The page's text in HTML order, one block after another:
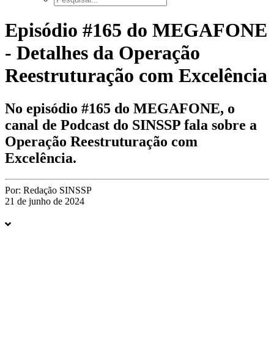
Episódio #165 do MEGAFONE
- Detalhes da Operação
Reestruturação com Excelência
No episódio #165 do MEGAFONE, o
canal de Podcast do SINSSP fala sobre a
Operação Reestruturação com
Excelência.
Por: Redação SINSSP
21 de junho de 2024